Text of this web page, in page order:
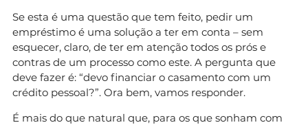
Se esta é uma questão que tem feito, pedir um
empréstimo é uma solução a ter em conta – sem
esquecer, claro, de ter em atenção todos os prós e
contras de um processo como este. A pergunta que
deve fazer é: “devo financiar o casamento com um
crédito pessoal?”. Ora bem, vamos responder.
É mais do que natural que, para os que sonham com